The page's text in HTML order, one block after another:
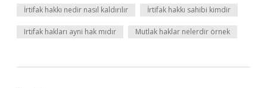
İrtifak hakkı nedir nasıl kaldırılır İrtifak hakkı sahibi kimdir
Irtifak hakları ayni hak mıdır Mutlak haklar nelerdir örnek